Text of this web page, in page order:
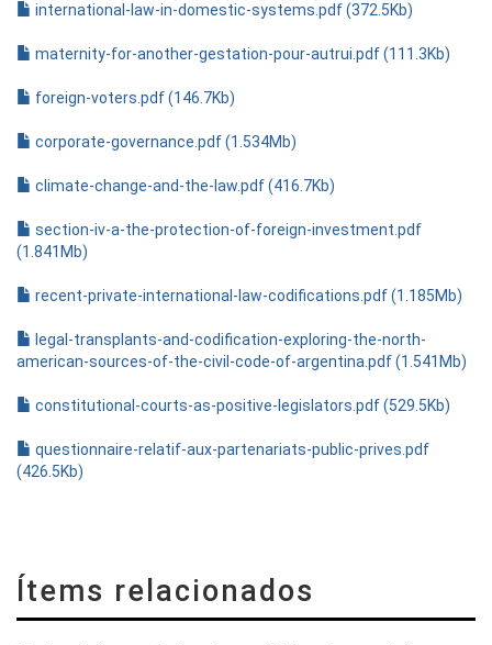
international-law-in-domestic-systems.pdf (372.5Kb)
maternity-for-another-gestation-pour-autrui.pdf (111.3Kb)
foreign-voters.pdf (146.7Kb)
corporate-governance.pdf (1.534Mb)
climate-change-and-the-law.pdf (416.7Kb)
section-iv-a-the-protection-of-foreign-investment.pdf
(1.841Mb)
recent-private-international-law-codifications.pdf (1.185Mb)
legal-transplants-and-codification-exploring-the-north-
american-sources-of-the-civil-code-of-argentina.pdf (1.541Mb)
constitutional-courts-as-positive-legislators.pdf (529.5Kb)
questionnaire-relatif-aux-partenariats-public-prives.pdf
(426.5Kb)
Ítems relacionados